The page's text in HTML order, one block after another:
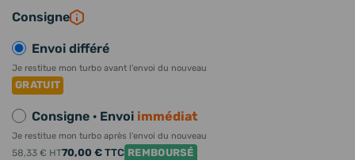
Consigne
Envoi différé
Je restitue mon turbo avant l'envoi du nouveau
GRATUIT
Consigne · Envoi immédiat
Je restitue mon turbo après l'envoi du nouveau
58,33 € HT70,00 €TTC REMBOURSÉ